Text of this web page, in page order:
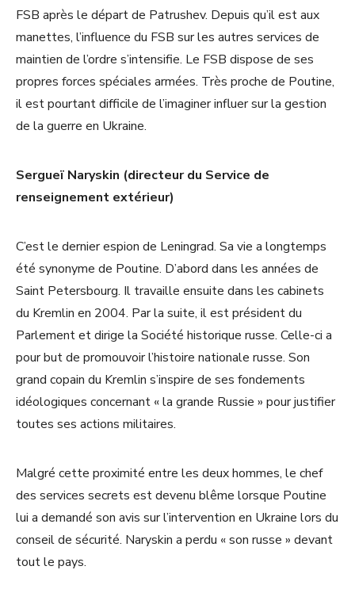
FSB après le départ de Patrushev. Depuis qu’il est aux
manettes, l’influence du FSB sur les autres services de
maintien de l’ordre s’intensifie. Le FSB dispose de ses
propres forces spéciales armées. Très proche de Poutine,
il est pourtant difficile de l’imaginer influer sur la gestion
de la guerre en Ukraine.
Sergueï Naryskin (directeur du Service de
renseignement extérieur)
C’est le dernier espion de Leningrad. Sa vie a longtemps
été synonyme de Poutine. D’abord dans les années de
Saint Petersbourg. Il travaille ensuite dans les cabinets
du Kremlin en 2004. Par la suite, il est président du
Parlement et dirige la Société historique russe. Celle-ci a
pour but de promouvoir l’histoire nationale russe. Son
grand copain du Kremlin s’inspire de ses fondements
idéologiques concernant « la grande Russie » pour justifier
toutes ses actions militaires.
Malgré cette proximité entre les deux hommes, le chef
des services secrets est devenu blême lorsque Poutine
lui a demandé son avis sur l’intervention en Ukraine lors du
conseil de sécurité. Naryskin a perdu « son russe » devant
tout le pays.